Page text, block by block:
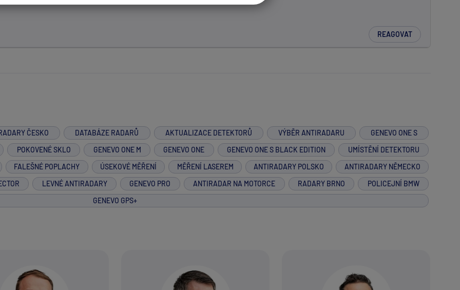
REAGOVAT
ČESKO DATABÁZE RADARŮ AKTUALIZACE DETEKTORŮ VÝBĚR ANTIRADARU
GENEVO ONE S
POKOVENÉ SKLO GENEVO ONE M GENEVO ONE GENEVO ONE S BLACK EDITION
UMÍSTĚNÍ DETEKTORU
FALEŠNÉ POPLACHY ÚSEKOVÉ MĚŘENÍ MĚŘENÍ LASEREM ANTIRADARY POLSKO
ANTIRADARY NĚMECKO
LEVNÉ ANTIRADARY GENEVO PRO ANTIRADAR NA MOTORCE RADARY BRNO
POLICEJNÍ BMW
GENEVO GPS+